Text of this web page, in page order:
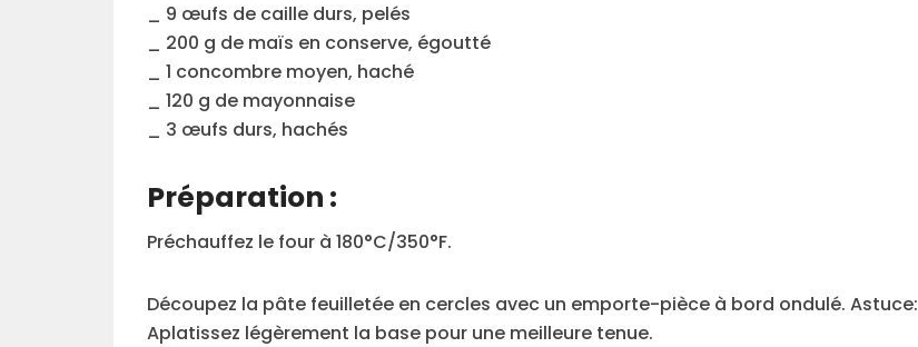
_ 9 œufs de caille durs, pelés
_ 200 g de maïs en conserve, égoutté
_ 1 concombre moyen, haché
_ 120 g de mayonnaise
_ 3 œufs durs, hachés
Préparation :
Préchauffez le four à 180°C/350°F.
Découpez la pâte feuilletée en cercles avec un emporte-pièce à bord ondulé. Astuce:
Aplatissez légèrement la base pour une meilleure tenue.